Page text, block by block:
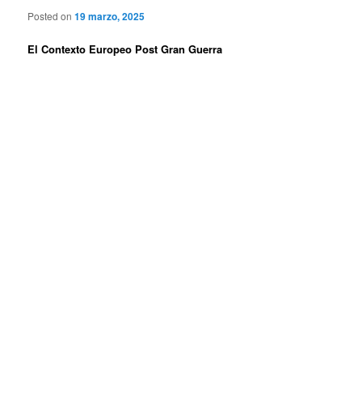
Posted on19 marzo, 2025
El Contexto Europeo Post Gran Guerra